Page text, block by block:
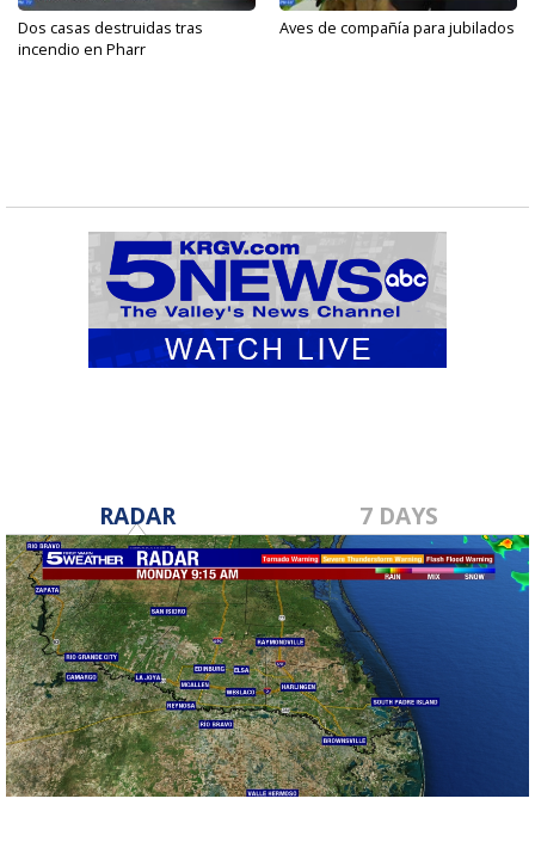
Dos casas destruidas tras
incendio en Pharr
Aves de compañía para jubilados
RADAR 7 DAYS